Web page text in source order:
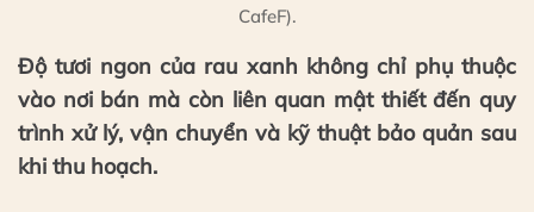
CafeF).
Độ tươi ngon của rau xanh không chỉ phụ thuộc
vào nơi bán mà còn liên quan mật thiết đến quy
trình xử lý, vận chuyển và kỹ thuật bảo quản sau
khi thu hoạch.